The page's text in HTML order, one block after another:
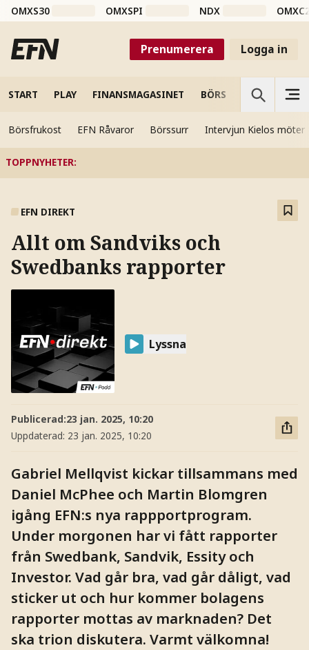
OMXS30 OMXSPI NDX
Prenumerera Logga in
START PLAY FINANSMAGASINET BÖRS VETENSKAP
Börsfrukost EFN Råvaror Börssurr Intervjun Kielos möter
TOPPNYHETER:
EFN DIREKT
Allt om Sandviks och
Swedbanks rapporter
Lyssna
Publicerad:23 jan. 2025, 10:20
Uppdaterad: 23 jan. 2025, 10:20
Gabriel Mellqvist kickar tillsammans med
Daniel McPhee och Martin Blomgren
igång EFN:s nya rappportprogram.
Under morgonen har vi fått rapporter
från Swedbank, Sandvik, Essity och
Investor. Vad går bra, vad går dåligt, vad
sticker ut och hur kommer bolagens
rapporter mottas av marknaden? Det
ska trion diskutera. Varmt välkomna!